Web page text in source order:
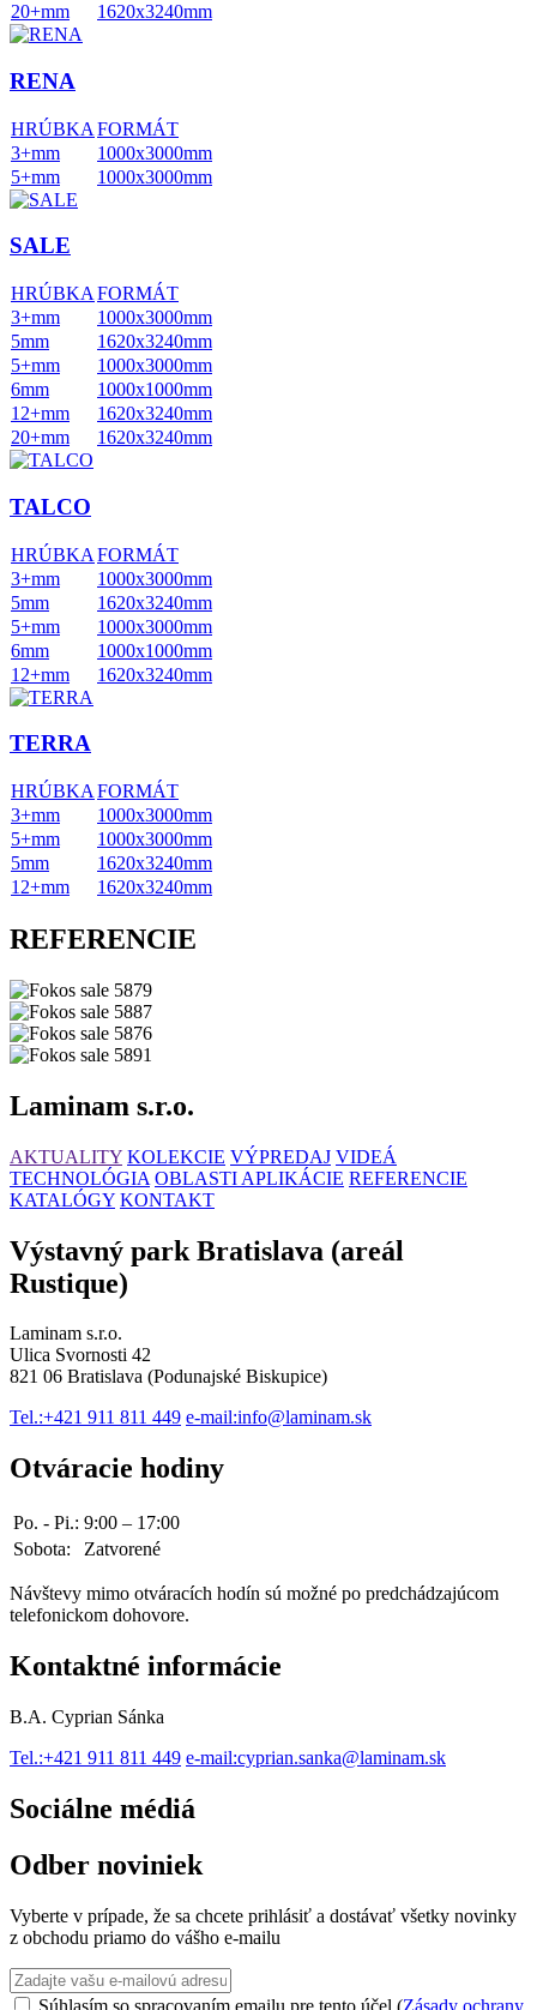
20+mm
1620x3240mm
RENA
HRÚBKA FORMÁT
3+mm
1000x3000mm
5+mm
1000x3000mm
SALE
HRÚBKA FORMÁT
3+mm
1000x3000mm
5mm
1620x3240mm
5+mm
1000x3000mm
6mm
1000x1000mm
12+mm
1620x3240mm
20+mm
1620x3240mm
TALCO
HRÚBKA FORMÁT
3+mm
1000x3000mm
5mm
1620x3240mm
5+mm
1000x3000mm
6mm
1000x1000mm
12+mm
1620x3240mm
TERRA
HRÚBKA FORMÁT
3+mm
1000x3000mm
5+mm
1000x3000mm
5mm
1620x3240mm
12+mm
1620x3240mm
REFERENCIE
Laminam s.r.o.
AKTUALITY KOLEKCIE VÝPREDAJ VIDEÁ
TECHNOLÓGIA OBLASTI APLIKÁCIE REFERENCIE
KATALÓGY KONTAKT
Výstavný park Bratislava (areál
Rustique)
Laminam s.r.o.
Ulica Svornosti 42
821 06 Bratislava (Podunajské Biskupice)
Tel.:+421 911 811 449 e-mail:info@laminam.sk
Otváracie hodiny
Po. - Pi.: 9:00 – 17:00
Sobota:
Zatvorené
Návštevy mimo otváracích hodín sú možné po predchádzajúcom
telefonickom dohovore.
Kontaktné informácie
B.A. Cyprian Sánka
Tel.:+421 911 811 449 e-mail:cyprian.sanka@laminam.sk
Sociálne médiá
Odber noviniek
Vyberte v prípade, že sa chcete prihlásiť a dostávať všetky novinky
z obchodu priamo do vášho e-mailu
Súhlasím so spracovaním emailu pre tento účel (Zásady ochrany